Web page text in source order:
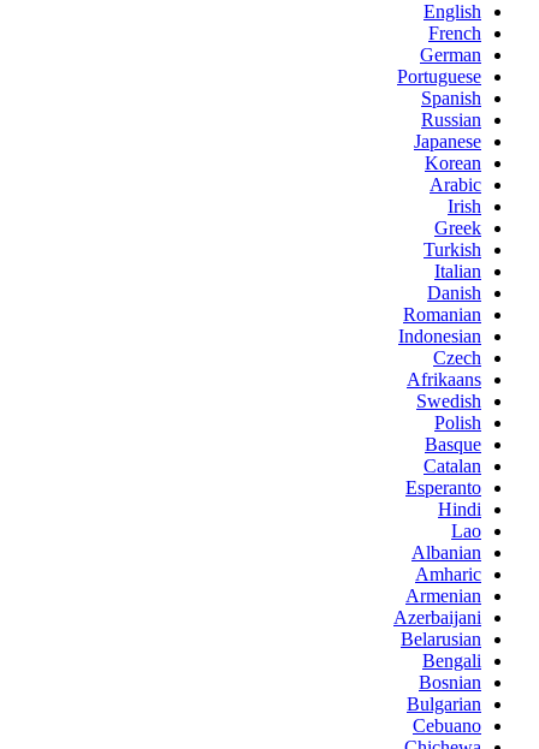
English
French
German
Portuguese
Spanish
Russian
Japanese
Korean
Arabic
Irish
Greek
Turkish
Italian
Danish
Romanian
Indonesian
Czech
Afrikaans
Swedish
Polish
Basque
Catalan
Esperanto
Hindi
Lao
Albanian
Amharic
Armenian
Azerbaijani
Belarusian
Bengali
Bosnian
Bulgarian
Cebuano